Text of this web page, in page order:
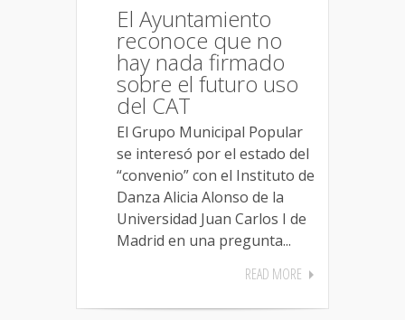
El Ayuntamiento
reconoce que no
hay nada firmado
sobre el futuro uso
del CAT
El Grupo Municipal Popular
se interesó por el estado del
“convenio” con el Instituto de
Danza Alicia Alonso de la
Universidad Juan Carlos I de
Madrid en una pregunta...
READ MORE